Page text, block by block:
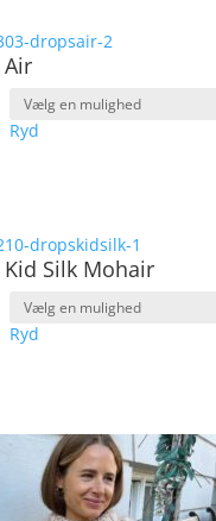
Air
Ryd
Kid Silk Mohair
Ryd